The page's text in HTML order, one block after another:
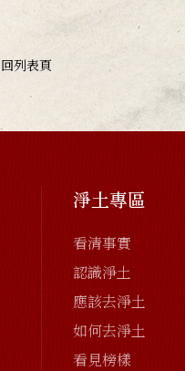
回列表頁
淨土專區
看清事實
認識淨土
應該去淨土
如何去淨土
看見榜樣